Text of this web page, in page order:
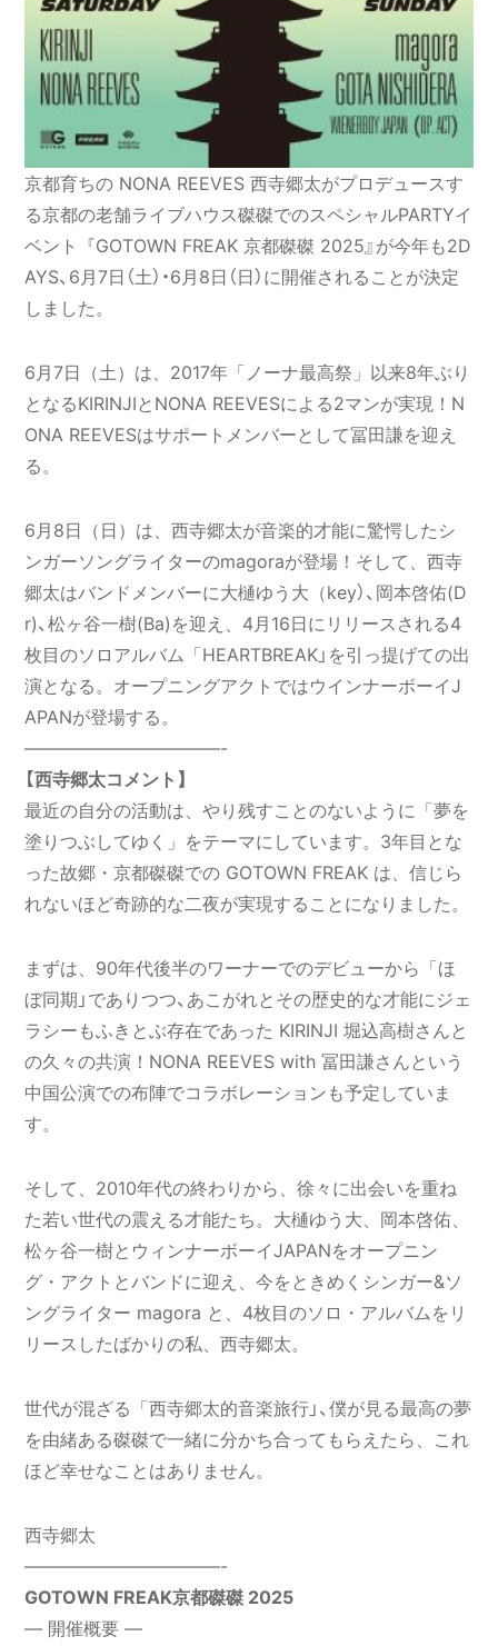
京都育ちの NONA REEVES 西寺郷太がプロデュースす
る京都の老舗ライブハウス磔磔でのスペシャルPARTYイ
ベント『GOTOWN FREAK 京都磔磔 2025』が今年も2D
AYS、6月7日（土）・6月8日（日）に開催されることが決定
しました。
6月7日（土）は、2017年「ノーナ最高祭」以来8年ぶり
となるKIRINJIとNONA REEVESによる2マンが実現！N
ONA REEVESはサポートメンバーとして冨田謙を迎え
る。
6月8日（日）は、西寺郷太が音楽的才能に驚愕したシ
ンガーソングライターのmagoraが登場！そして、西寺
郷太はバンドメンバーに大樋ゆう大（key）、岡本啓佑(D
r)、松ヶ谷一樹(Ba)を迎え、4月16日にリリースされる4
枚目のソロアルバム「HEARTBREAK」を引っ提げての出
演となる。オープニングアクトではウインナーボーイJ
APANが登場する。
———————————-
【西寺郷太コメント】
最近の自分の活動は、やり残すことのないように「夢を
塗りつぶしてゆく」をテーマにしています。3年目とな
った故郷・京都磔磔での GOTOWN FREAK は、信じら
れないほど奇跡的な二夜が実現することになりました。
まずは、90年代後半のワーナーでのデビューから「ほ
ぼ同期」でありつつ、あこがれとその歴史的な才能にジェ
ラシーもふきとぶ存在であった KIRINJI 堀込高樹さんと
の久々の共演！NONA REEVES with 冨田謙さんという
中国公演での布陣でコラボレーションも予定していま
す。
そして、2010年代の終わりから、徐々に出会いを重ね
た若い世代の震える才能たち。大樋ゆう大、岡本啓佑、
松ヶ谷一樹とウィンナーボーイJAPANをオープニン
グ・アクトとバンドに迎え、今をときめくシンガー&ソ
ングライター magora と、4枚目のソロ・アルバムをリ
リースしたばかりの私、西寺郷太。
世代が混ざる「西寺郷太的音楽旅行」、僕が見る最高の夢
を由緒ある磔磔で一緒に分かち合ってもらえたら、これ
ほど幸せなことはありません。
西寺郷太
———————————-
GOTOWN FREAK京都磔磔 2025
― 開催概要 ―